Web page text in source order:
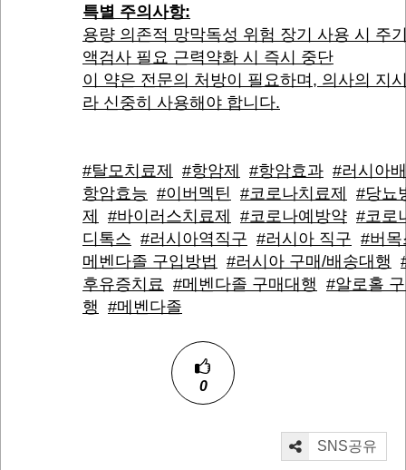
특별 주의사항:
용량 의존적 망막독성 위험 장기 사용 시 주
액검사 필요 근력약화 시 즉시 중단
이 약은 전문의 처방이 필요하며, 의사의 지
라 신중히 사용해야 합니다.
#탈모치료제 #항암제 #항암효과 #러시아
항암효능 #이버멕틴 #코로나치료제
#당뇨
제
#바이러스치료제 #코로나예방약 #코로
디톡스 #러시아역직구 #러시아 직구 #버목
메벤다졸 구입방법
#러시아 구매/배송대행
후유증치료 #메벤다졸 구매대행 #알로홀
행 #메벤다졸
0
SNS공유